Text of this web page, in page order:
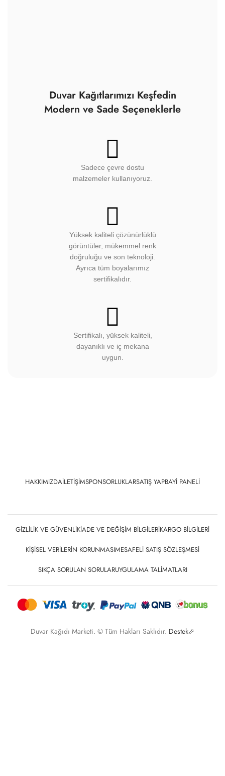
Duvar Kağıtlarımızı Keşfedin
Modern ve Sade Seçeneklerle
Sadece çevre dostu
malzemeler kullanıyoruz.
Yüksek kaliteli çözünürlüklü
görüntüler, mükemmel renk
doğruluğu ve son teknoloji.
Ayrıca tüm boyalarımız
sertifikalıdır.
Sertifikalı, yüksek kaliteli,
dayanıklı ve iç mekana
uygun.
HAKKIMIZDAİLETIŞIMSPONSORLUKLARSATIŞ YAPBAYI PANELI
GIZLILIK VE GÜVENLIKİADE VE DEĞIŞIM BILGILERIKARGO BILGILERI
KIŞISEL VERILERIN KORUNMASIMESAFELI SATIŞ SÖZLEŞMESI
SIKÇA SORULAN SORULARUYGULAMA TALIMATLARI
Duvar Kağıdı Marketi. © Tüm Hakları Saklıdır. Destek⬀